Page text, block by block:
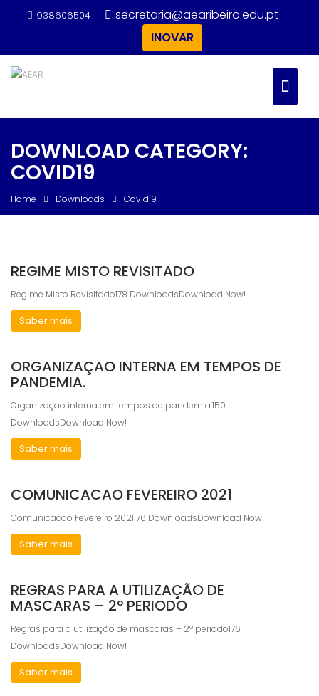
938606504
secretaria@aearibeiro.edu.pt
INOVAR
DOWNLOAD CATEGORY:
COVID19
Home Downloads Covid19
REGIME MISTO REVISITADO
Regime Misto Revisitado178 DownloadsDownload Now!
Saber mais
ORGANIZAÇAO INTERNA EM TEMPOS DE
PANDEMIA.
Organizaçao interna em tempos de pandemia.150
DownloadsDownload Now!
Saber mais
COMUNICACAO FEVEREIRO 2021
Comunicacao Fevereiro 2021176 DownloadsDownload Now!
Saber mais
REGRAS PARA A UTILIZAÇÃO DE
MASCARAS – 2º PERIODO
Regras para a utilização de mascaras – 2º periodo176
DownloadsDownload Now!
Saber mais